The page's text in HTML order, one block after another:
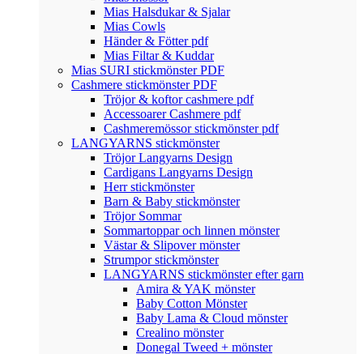
Mias Halsdukar & Sjalar
Mias Cowls
Händer & Fötter pdf
Mias Filtar & Kuddar
Mias SURI stickmönster PDF
Cashmere stickmönster PDF
Tröjor & koftor cashmere pdf
Accessoarer Cashmere pdf
Cashmeremössor stickmönster pdf
LANGYARNS stickmönster
Tröjor Langyarns Design
Cardigans Langyarns Design
Herr stickmönster
Barn & Baby stickmönster
Tröjor Sommar
Sommartoppar och linnen mönster
Västar & Slipover mönster
Strumpor stickmönster
LANGYARNS stickmönster efter garn
Amira & YAK mönster
Baby Cotton Mönster
Baby Lama & Cloud mönster
Crealino mönster
Donegal Tweed + mönster